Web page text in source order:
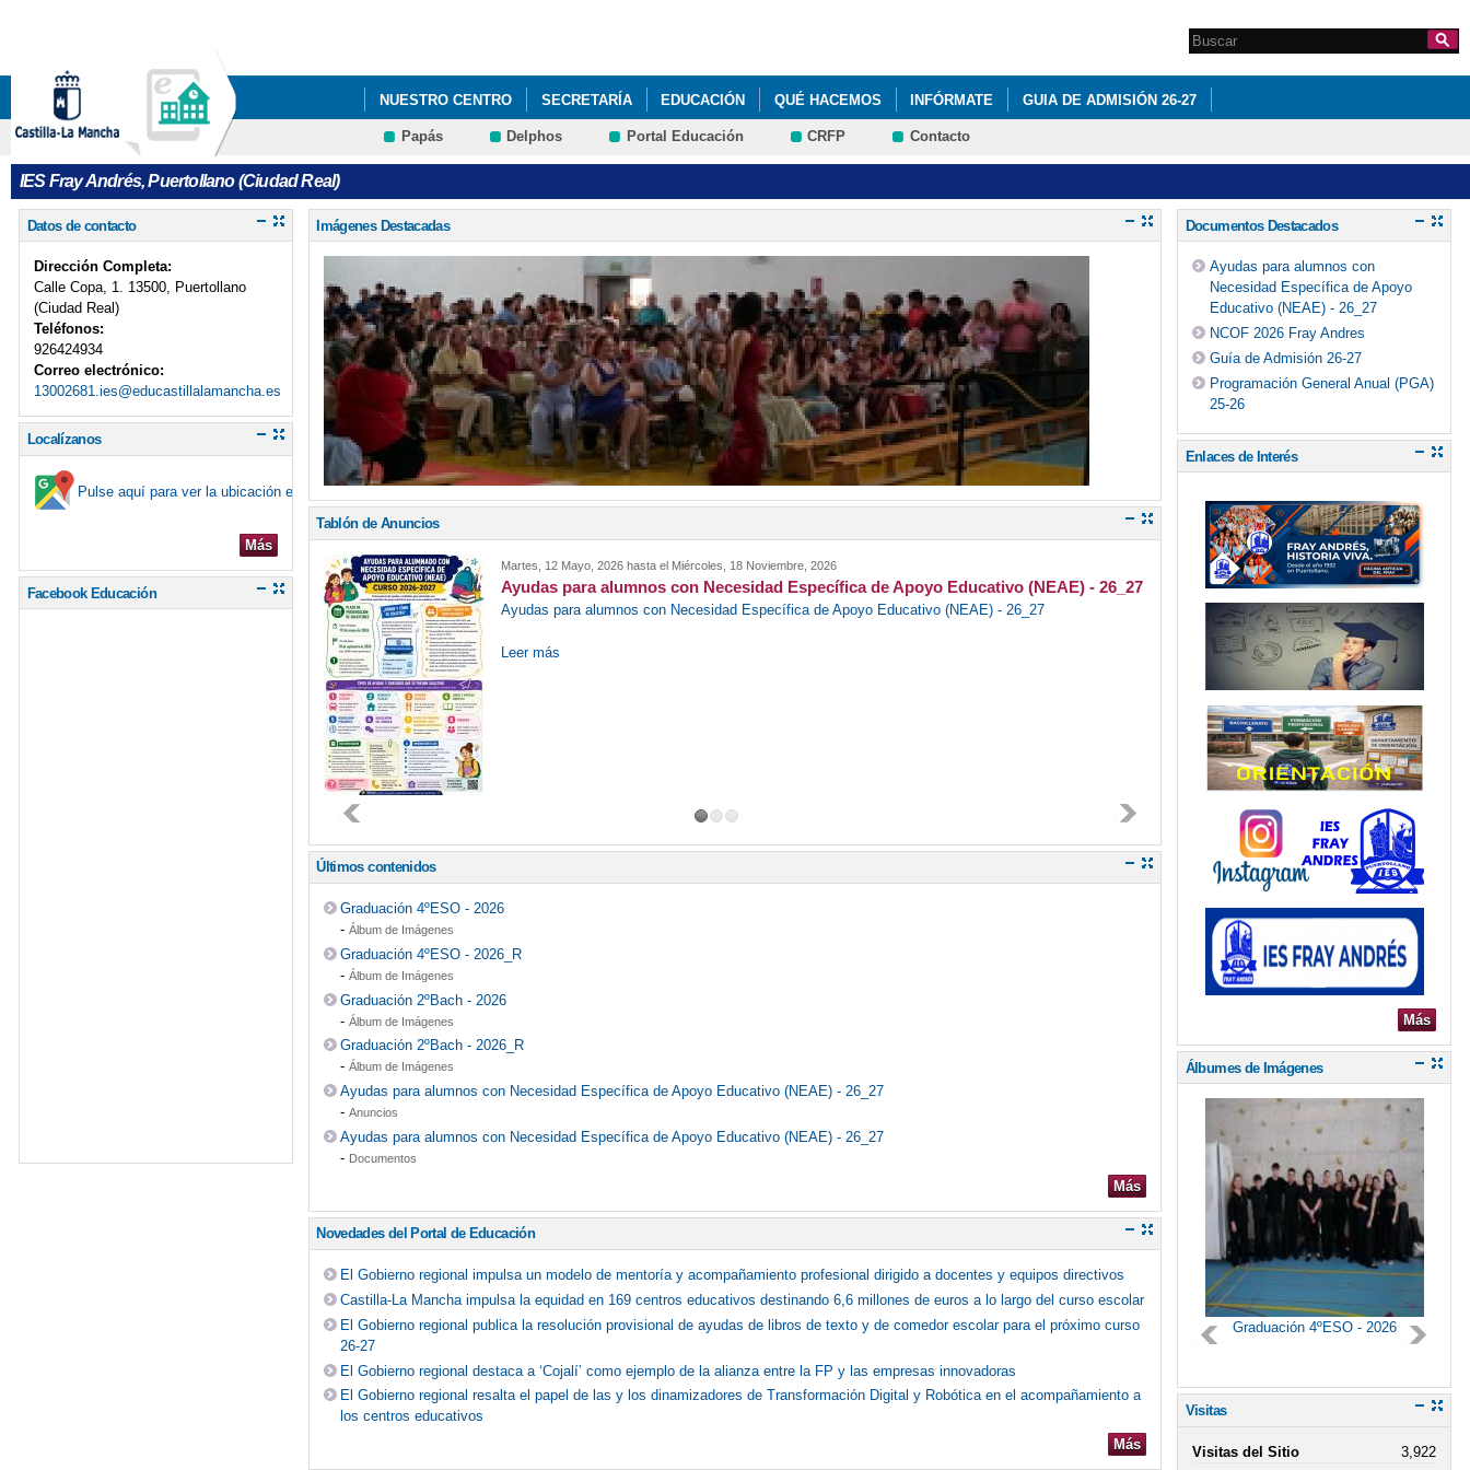
Formulario de
búsqueda
Search this site
NUESTRO CENTRO SECRETARÍA EDUCACIÓN QUÉ HACEMOS INFÓRMATE GUIA DE ADMISIÓN 26-27
Papás Delphos Portal Educación CRFP Contacto
IES Fray Andrés, Puertollano (Ciudad Real)
Datos de contacto
Dirección Completa:
Calle Copa, 1. 13500, Puertollano
(Ciudad Real)
Teléfonos:
926424934
Correo electrónico:
13002681.ies@educastillalamancha.es
Localízanos
Pulse aquí para ver la ubicación en el mapa
Más
Facebook Educación
Imágenes Destacadas
Tablón de Anuncios
Martes, 12 Mayo, 2026 hasta el Miércoles, 18 Noviembre, 2026
Ayudas para alumnos con Necesidad Específica de Apoyo Educativo (NEAE) - 26_27
Ayudas para alumnos con Necesidad Específica de Apoyo Educativo (NEAE) - 26_27
Leer más
Últimos contenidos
Graduación 4ºESO - 2026
-Álbum de Imágenes
Graduación 4ºESO - 2026_R
-Álbum de Imágenes
Graduación 2ºBach - 2026
-Álbum de Imágenes
Graduación 2ºBach - 2026_R
-Álbum de Imágenes
Ayudas para alumnos con Necesidad Específica de Apoyo Educativo (NEAE) - 26_27
-Anuncios
Ayudas para alumnos con Necesidad Específica de Apoyo Educativo (NEAE) - 26_27
- Documentos
Más
Novedades del Portal de Educación
El Gobierno regional impulsa un modelo de mentoría y acompañamiento profesional dirigido a docentes y equipos directivos
Castilla-La Mancha impulsa la equidad en 169 centros educativos destinando 6,6 millones de euros a lo largo del curso escolar
El Gobierno regional publica la resolución provisional de ayudas de libros de texto y de comedor escolar para el próximo curso
26-27
El Gobierno regional destaca a ‘Cojalí’ como ejemplo de la alianza entre la FP y las empresas innovadoras
El Gobierno regional resalta el papel de las y los dinamizadores de Transformación Digital y Robótica en el acompañamiento a
los centros educativos
Más
Documentos Destacados
Ayudas para alumnos con
Necesidad Específica de Apoyo
Educativo (NEAE) - 26_27
NCOF 2026 Fray Andres
Guía de Admisión 26-27
Programación General Anual (PGA)
25-26
Enlaces de Interés
Más
Álbumes de Imágenes
Graduación 4ºESO - 2026
Visitas
Visitas del Sitio
3,922